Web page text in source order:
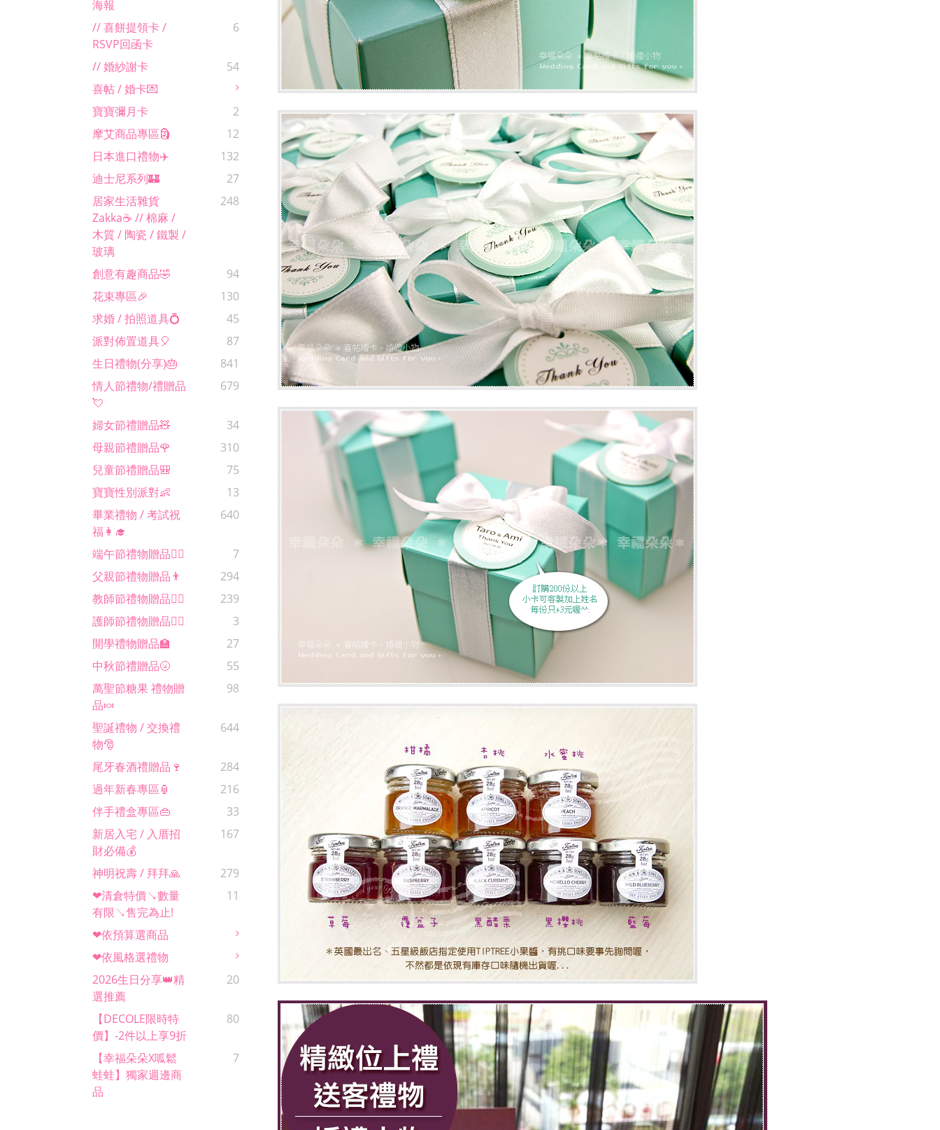
海報
// 喜餅提領卡 /
RSVP回函卡
6
// 婚紗謝卡
54
喜帖 / 婚卡💌
寶寶彌月卡
2
摩艾商品專區🗿
12
日本進口禮物✈️
132
迪士尼系列🏰
27
居家生活雜貨
Zakka☕️ // 棉麻 /
木質 / 陶瓷 / 鐵製 /
玻璃
248
創意有趣商品🤣
94
花束專區🎉
130
求婚 / 拍照道具💍
45
派對佈置道具🎈
87
生日禮物(分享)🎂
841
情人節禮物/禮贈品
💘
679
婦女節禮贈品🧸
34
母親節禮贈品🌹
310
兒童節禮贈品🎒
75
寶寶性別派對👶
13
畢業禮物 / 考試祝
福👩‍🎓
640
端午節禮物贈品🚣‍♂️
7
父親節禮物贈品👨
294
教師節禮物贈品🙋‍♀️
239
護師節禮物贈品🧑‍⚕️
3
開學禮物贈品🏫
27
中秋節禮贈品🌝
55
萬聖節糖果 禮物贈
品🍬
98
聖誕禮物 / 交換禮
物🎅
644
尾牙春酒禮贈品🍷
284
過年新春專區🏮
216
伴手禮盒專區👜
33
新居入宅 / 入厝招
財必備💰
167
神明祝壽 / 拜拜🙏
279
❤清倉特價↘數量
有限↘售完為止!
11
❤依預算選商品
❤依風格選禮物
2026生日分享👑精
選推薦
20
【DECOLE限時特
價】-2件以上享9折
80
【幸福朵朵x呱鬆
蛙蛙】獨家週邊商
品
7